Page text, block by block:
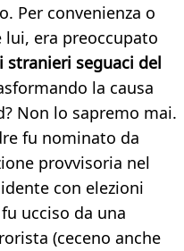
Per convenienza o
lui, era preoccupato
stranieri seguaci del
la causa
Non lo sapremo mai.
fu nominato da
provvisoria nel
con elezioni
ucciso da una
(ceceno anche